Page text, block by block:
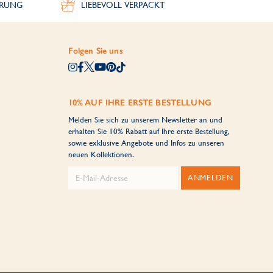
LIEBEVOLL VERPACKT
Folgen Sie uns
10% AUF IHRE ERSTE BESTELLUNG
Melden Sie sich zu unserem Newsletter an und
erhalten Sie 10% Rabatt auf Ihre erste Bestellung,
sowie exklusive Angebote und Infos zu unseren
neuen Kollektionen.
ANMELDEN